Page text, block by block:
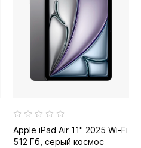
Apple iPad Air 11" 2025 Wi-Fi
512 Гб, серый космос